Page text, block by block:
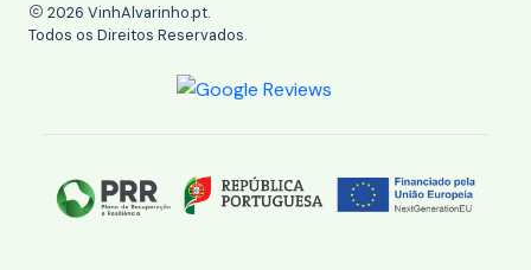
2026 VinhAlvarinho.pt.
Todos os Direitos Reservados.